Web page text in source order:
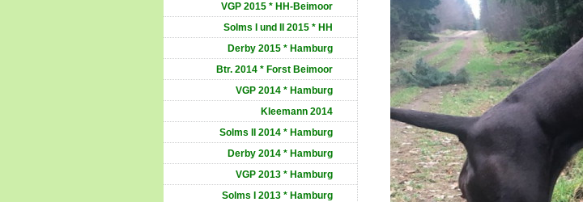
VGP 2015 * HH-Beimoor
Solms I und II 2015 * HH
Derby 2015 * Hamburg
Btr. 2014 * Forst Beimoor
VGP 2014 * Hamburg
Kleemann 2014
Solms II 2014 * Hamburg
Derby 2014 * Hamburg
VGP 2013 * Hamburg
Solms I 2013 * Hamburg